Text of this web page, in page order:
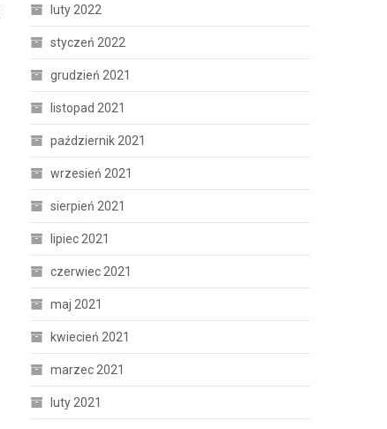
luty 2022
styczeń 2022
grudzień 2021
listopad 2021
październik 2021
wrzesień 2021
sierpień 2021
lipiec 2021
czerwiec 2021
maj 2021
kwiecień 2021
marzec 2021
luty 2021